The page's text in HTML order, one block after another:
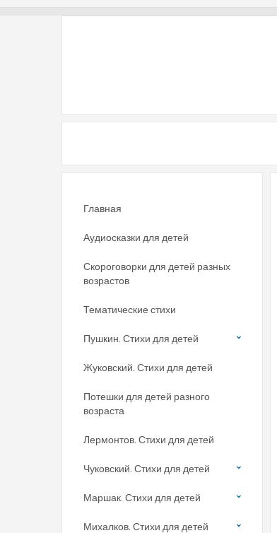
Главная
Аудиосказки для детей
Скороговорки для детей разных
возрастов
Тематические стихи
Пушкин. Стихи для детей
Жуковский. Стихи для детей
Потешки для детей разного
возраста
Лермонтов. Стихи для детей
Чуковский. Стихи для детей
Маршак. Стихи для детей
Михалков. Стихи для детей